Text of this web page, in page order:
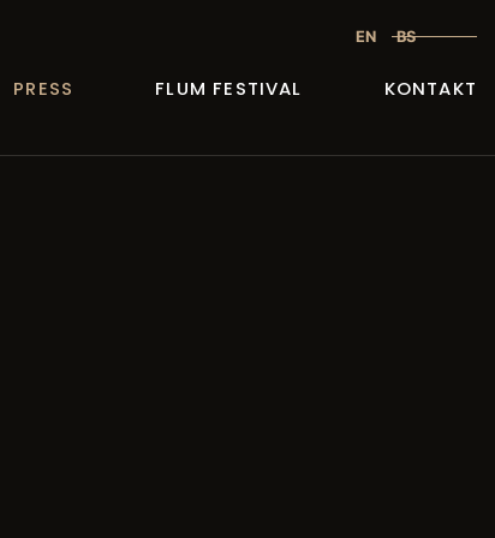
EN BS
PRESS FLUM FESTIVAL KONTAKT